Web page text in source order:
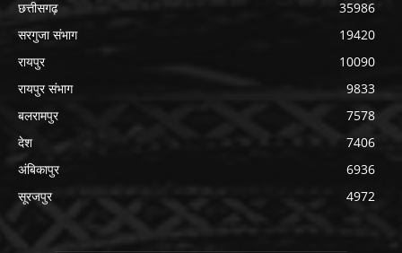
छत्तीसगढ़
35986
सरगुजा संभाग
19420
रायपुर
10090
रायपुर संभाग
9833
बलरामपुर
7578
देश
7406
अंबिकापुर
6936
सूरजपुर
4972